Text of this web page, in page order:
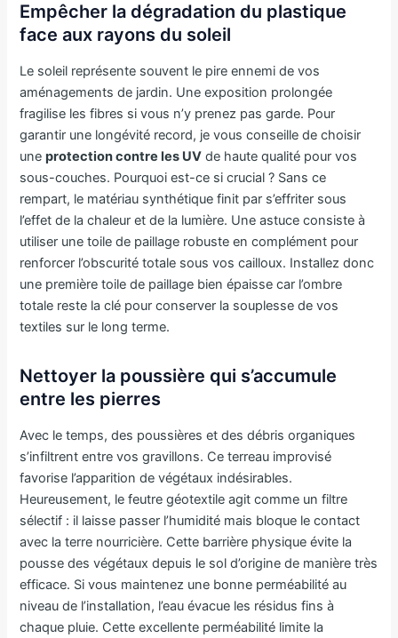
Empêcher la dégradation du plastique
face aux rayons du soleil
Le soleil représente souvent le pire ennemi de vos
aménagements de jardin. Une exposition prolongée
fragilise les fibres si vous n’y prenez pas garde. Pour
garantir une longévité record, je vous conseille de choisir
uneprotection contre les UV de haute qualité pour vos
sous-couches. Pourquoi est-ce si crucial ? Sans ce
rempart, le matériau synthétique finit par s’effriter sous
l’effet de la chaleur et de la lumière. Une astuce consiste à
utiliser une toile de paillage robuste en complément pour
renforcer l’obscurité totale sous vos cailloux. Installez donc
une première toile de paillage bien épaisse car l’ombre
totale reste la clé pour conserver la souplesse de vos
textiles sur le long terme.
Nettoyer la poussière qui s’accumule
entre les pierres
Avec le temps, des poussières et des débris organiques
s’infiltrent entre vos gravillons. Ce terreau improvisé
favorise l’apparition de végétaux indésirables.
Heureusement, le feutre géotextile agit comme un filtre
sélectif : il laisse passer l’humidité mais bloque le contact
avec la terre nourricière. Cette barrière physique évite la
pousse des végétaux depuis le sol d’origine de manière très
efficace. Si vous maintenez une bonne perméabilité au
niveau de l’installation, l’eau évacue les résidus fins à
chaque pluie. Cette excellente perméabilité limite la